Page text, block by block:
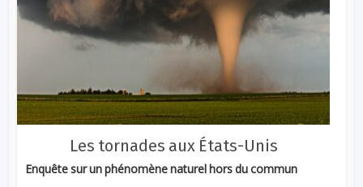
Les tornades aux États-Unis
Enquête sur un phénomène naturel hors du commun